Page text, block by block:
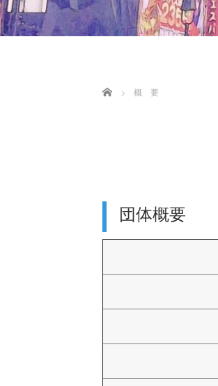
ホーム 概 要
団体概要